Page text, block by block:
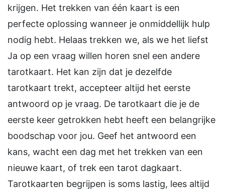
krijgen. Het trekken van één kaart is een
perfecte oplossing wanneer je onmiddellijk hulp
nodig hebt. Helaas trekken we, als we het liefst
Ja op een vraag willen horen snel een andere
tarotkaart. Het kan zijn dat je dezelfde
tarotkaart trekt, accepteer altijd het eerste
antwoord op je vraag. De tarotkaart die je de
eerste keer getrokken hebt heeft een belangrijke
boodschap voor jou. Geef het antwoord een
kans, wacht een dag met het trekken van een
nieuwe kaart, of trek een tarot dagkaart.
Tarotkaarten begrijpen is soms lastig, lees altijd